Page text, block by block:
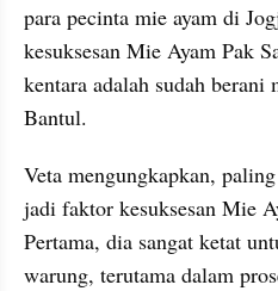
para pecinta mie ayam di
kesuksesan Mie Ayam Pak
kentara adalah sudah berani
Bantul.
Veta mengungkapkan,
jadi faktor kesuksesan Mie
Pertama, dia sangat ketat
warung, terutama dalam